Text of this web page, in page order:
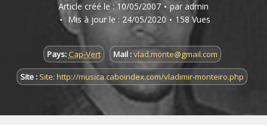
Article créé le : 10/05/2007 par admin
Mis à jour le : 24/05/2020
158 Vues
Pays:Cap-Vert Mail :vlad.monte@gmail.com
Site : Site: http://musica.caboindex.com/vladimir-monteiro.php